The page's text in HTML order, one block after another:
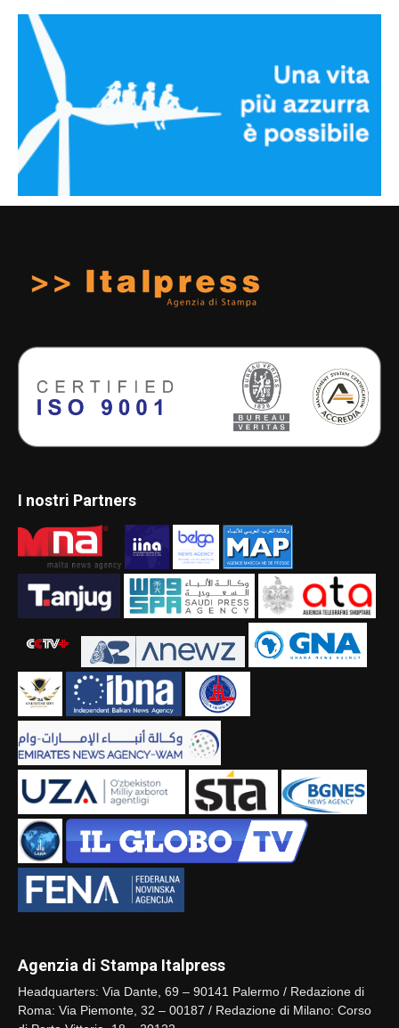
I nostri Partners
Agenzia di Stampa Italpress
Headquarters: Via Dante, 69 – 90141 Palermo / Redazione di
Roma: Via Piemonte, 32 – 00187 / Redazione di Milano: Corso